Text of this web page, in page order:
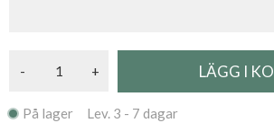
- +
På lager Lev. 3 - 7 dagar